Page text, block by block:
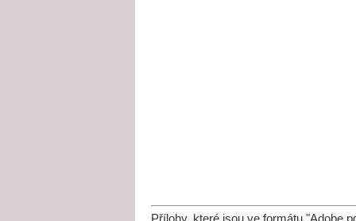
Přílohy, které jsou ve formátu "Adobe